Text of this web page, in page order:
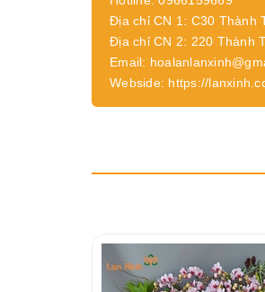
Địa chỉ CN 1: C30 Thành
Địa chỉ CN 2: 220 Thành
Email:
Webside: https://